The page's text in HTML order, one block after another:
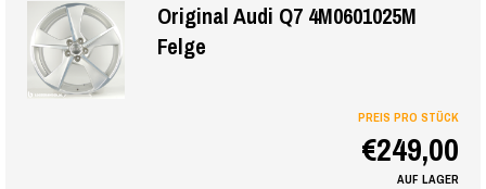
Original Audi Q7 4M0601025M
Felge
PREIS PRO STÜCK
€249,00
AUF LAGER